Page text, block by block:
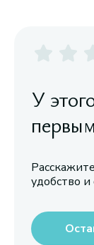
У
удобство